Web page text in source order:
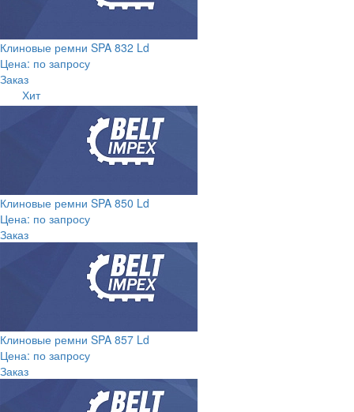
Клиновые ремни SPA 832 Ld
Цена: по запросу
Заказ
Хит
Клиновые ремни SPA 850 Ld
Цена: по запросу
Заказ
Клиновые ремни SPA 857 Ld
Цена: по запросу
Заказ